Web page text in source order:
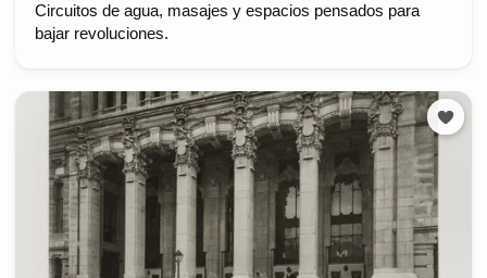
Circuitos de agua, masajes y espacios pensados para
bajar revoluciones.